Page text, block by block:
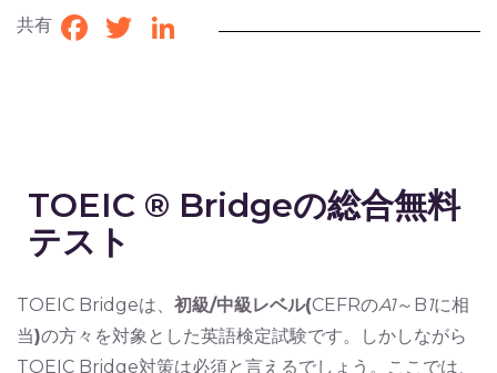
共有 Facebook
TwitterLinkedIn
TOEIC ® Bridgeの総合無料
テスト
TOEIC Bridgeは、 初級/中級レベル(CEFRのA1～B1に相
当)の方々を対象とした英語検定試験です。しかしながら
TOEIC Bridge対策は必須と言えるでしょう。ここでは、